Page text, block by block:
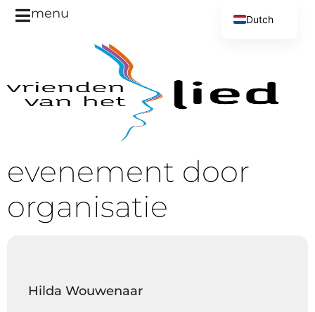
menu
evenement door
organisatie
Hilda Wouwenaar
Dutch